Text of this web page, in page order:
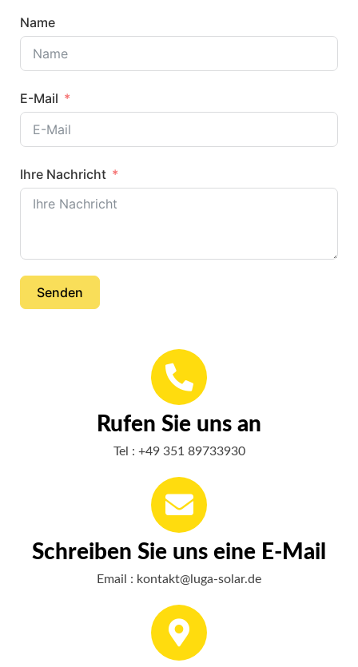
Name
E-Mail
Ihre Nachricht
Senden
Rufen Sie uns an
Tel : +49 351 89733930
Schreiben Sie uns eine E-Mail
Email : kontakt@luga-solar.de